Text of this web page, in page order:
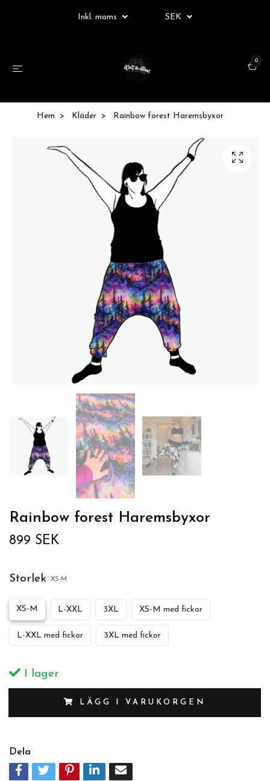
Inkl. moms SEK
0
Hem Kläder Rainbow forest Haremsbyxor
Rainbow forest Haremsbyxor
899 SEK
Storlek XS-M
XS-M L-XXL 3XL XS-M med fickor
L-XXL med fickor 3XL med fickor
I lager
LÄGG I VARUKORGEN
Dela